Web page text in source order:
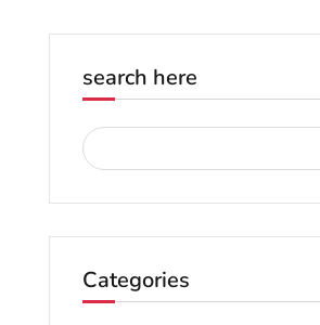
search here
Categories